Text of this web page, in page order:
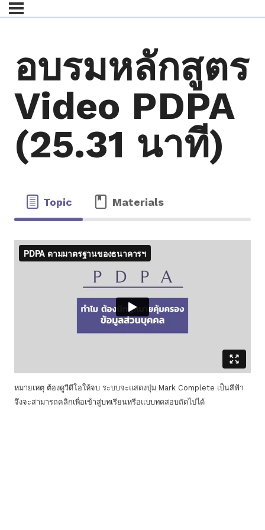
อบรมหลักสูตร
Video PDPA
(25.31 นาที)
Topic Materials
หมายเหตุ ต้องดูวีดีโอให้จบ ระบบจะแสดงปุ่ม Mark Complete เป็นสีฟ้า
จึงจะสามารถคลิกเพื่อเข้าสู่บทเรียนหรือแบบทดสอบถัดไปได้